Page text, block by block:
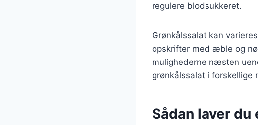
regulere blodsukkeret.
Grønkålssalat kan
opskrifter med æble og
mulighederne næsten
grønkålssalat i forskellige
Sådan laver